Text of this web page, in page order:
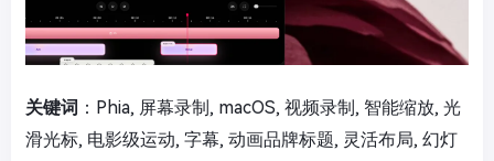
关键词 ：Phia, 屏幕录制, macOS, 视频录制, 智能缩放, 光
滑光标, 电影级运动, 字幕, 动画品牌标题, 灵活布局, 幻灯